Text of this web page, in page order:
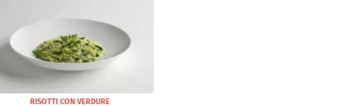
RISOTTI CON VERDURE